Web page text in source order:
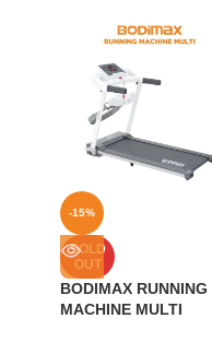
-15%
SOLD
OUT
BODIMAX RUNNING
MACHINE MULTI